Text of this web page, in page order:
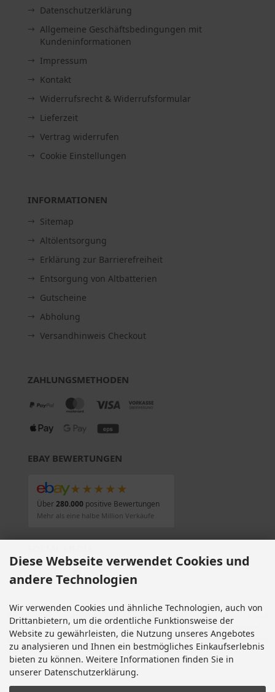
Datenschutzerklärung
Allgemeine Geschäftsbedingungen mit
Kundeninformationen
Impressum
Kontakt
Widerrufsrecht & Widerrufsformular
Lieferzeit
Vertrag widerrufen
Cookie Einstellungen
INFORMATIONEN
Sitemap
Altölentsorgung
Erklärung zur Barrierefreiheit
Entsorgung von Altbatterien
Gutscheine
Abholung
Versandhinweis Checkout
ZAHLUNGSMETHODEN
EBAY BEWERTUNGEN
★★★★★
Über280.000positive Bewertungen
Mehr als eine halbe Million Verkäufe
Alle Preise inkl. gesetzl. MwSt. zzgl. Versandkosten . Die durchgestrichenen Preise
entsprechen dem bisherigen Preis bei Motorradteile & Motorrad Ersatzteile.
Motorradteile & Motorrad Ersatzteile © 2026 | Template © 2009-2026 by modified
eCommerce Shopsoftware
modified eCommerce Shopsoftware © 2009-2026
Diese Webseite verwendet Cookies und
andere Technologien
Wir verwenden Cookies und ähnliche Technologien, auch von
Drittanbietern, um die ordentliche Funktionsweise der
Website zu gewährleisten, die Nutzung unseres Angebotes
zu analysieren und Ihnen ein bestmögliches Einkaufserlebnis
bieten zu können. Weitere Informationen finden Sie in
unserer Datenschutzerklärung.